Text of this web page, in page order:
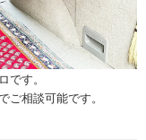
です。
相談可能です。